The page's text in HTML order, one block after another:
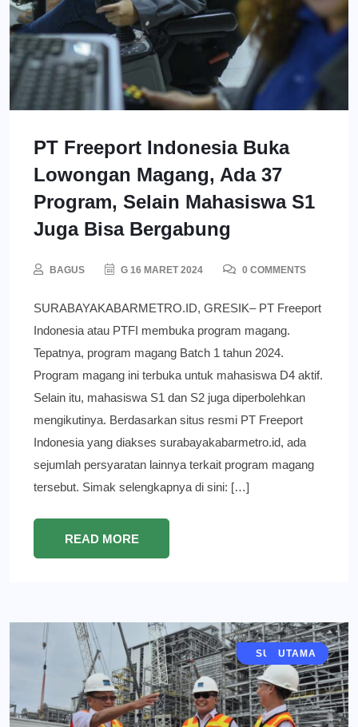
PT Freeport Indonesia Buka
Lowongan Magang, Ada 37
Program, Selain Mahasiswa S1
Juga Bisa Bergabung
BAGUS G 16 MARET 2024 0 COMMENTS
SURABAYAKABARMETRO.ID, GRESIK– PT Freeport
Indonesia atau PTFI membuka program magang.
Tepatnya, program magang Batch 1 tahun 2024.
Program magang ini terbuka untuk mahasiswa D4 aktif.
Selain itu, mahasiswa S1 dan S2 juga diperbolehkan
mengikutinya. Berdasarkan situs resmi PT Freeport
Indonesia yang diakses surabayakabarmetro.id, ada
sejumlah persyaratan lainnya terkait program magang
tersebut. Simak selengkapnya di sini: […]
READ MORE
BERITA
EKONOMI
GRESIK
JAWA TIMUR
SURABAYA
UTAMA